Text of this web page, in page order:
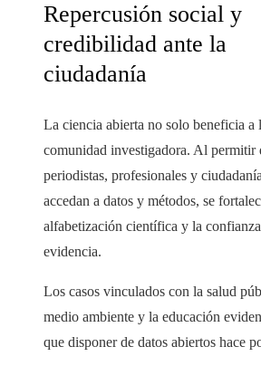
Repercusión social y
credibilidad ante la
ciudadanía
La ciencia abierta no solo beneficia a
comunidad investigadora. Al permitir
periodistas, profesionales y ciudadanía
accedan a datos y métodos, se
alfabetización científica y la
evidencia.
Los casos vinculados con la salud
medio ambiente y la educación
que disponer de datos abiertos hace